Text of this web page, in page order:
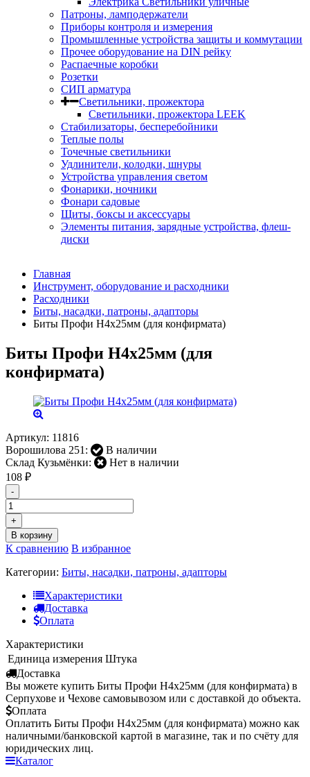
Патроны, ламподержатели
Приборы контроля и измерения
Промышленные устройства защиты и коммутации
Прочее оборудование на DIN рейку
Распаечные коробки
Розетки
СИП арматура
Светильники, прожектора
Светильники, прожектора LEEK
Стабилизаторы, бесперебойники
Теплые полы
Точечные светильники
Удлинители, колодки, шнуры
Устройства управления светом
Фонарики, ночники
Фонари садовые
Щиты, боксы и аксессуары
Элементы питания, зарядные устройства, флеш-
диски
Главная
Инструмент, оборудование и расходники
Расходники
Биты, насадки, патроны, адапторы
Биты Профи Н4х25мм (для конфирмата)
Биты Профи Н4х25мм (для
конфирмата)
Артикул: 11816
Ворошилова 251:
В наличии
Склад Кузьмёнки:
Нет в наличии
108 ₽
-
+
В корзину
К сравнению В избранное
Категории: Биты, насадки, патроны, адапторы
Характеристики
Доставка
Оплата
Характеристики
Единица измерения Штука
Доставка
Вы можете купить Биты Профи Н4х25мм (для конфирмата) в
Серпухове и Чехове самовывозом или с доставкой до объекта.
Оплата
Оплатить Биты Профи Н4х25мм (для конфирмата) можно как
наличными/банковской картой в магазине, так и по счёту для
юридических лиц.
Каталог